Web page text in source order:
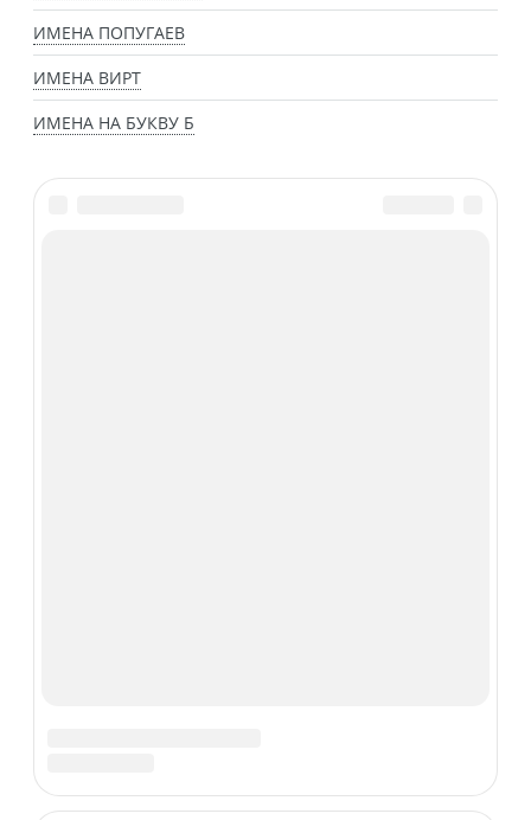
ИМЕНА ПОПУГАЕВ
ИМЕНА ВИРТ
ИМЕНА НА БУКВУ Б